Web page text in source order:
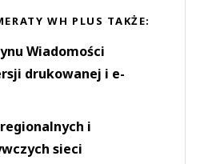
WH PLUS TAKŻE:
Wiadomości
drukowanej i e-
i
sieci